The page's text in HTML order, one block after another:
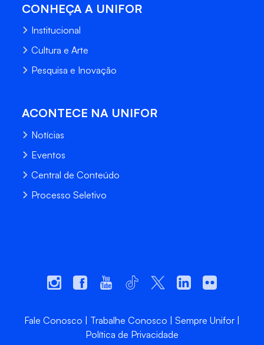
CONHEÇA A UNIFOR
Institucional
Cultura e Arte
Pesquisa e Inovação
ACONTECE NA UNIFOR
Notícias
Eventos
Central de Conteúdo
Processo Seletivo
Fale Conosco Trabalhe Conosco
Sempre Unifor
Política de Privacidade